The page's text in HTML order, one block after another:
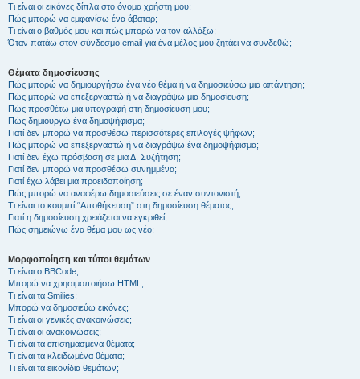
Τι είναι οι εικόνες δίπλα στο όνομα χρήστη μου;
Πώς μπορώ να εμφανίσω ένα άβαταρ;
Τι είναι ο βαθμός μου και πώς μπορώ να τον αλλάξω;
Όταν πατάω στον σύνδεσμο email για ένα μέλος μου ζητάει να συνδεθώ;
Θέματα δημοσίευσης
Πώς μπορώ να δημιουργήσω ένα νέο θέμα ή να δημοσιεύσω μια απάντηση;
Πώς μπορώ να επεξεργαστώ ή να διαγράψω μια δημοσίευση;
Πώς προσθέτω μια υπογραφή στη δημοσίευση μου;
Πώς δημιουργώ ένα δημοψήφισμα;
Γιατί δεν μπορώ να προσθέσω περισσότερες επιλογές ψήφων;
Πώς μπορώ να επεξεργαστώ ή να διαγράψω ένα δημοψήφισμα;
Γιατί δεν έχω πρόσβαση σε μια Δ. Συζήτηση;
Γιατί δεν μπορώ να προσθέσω συνημμένα;
Γιατί έχω λάβει μια προειδοποίηση;
Πώς μπορώ να αναφέρω δημοσιεύσεις σε έναν συντονιστή;
Τι είναι το κουμπί “Αποθήκευση” στη δημοσίευση θέματος;
Γιατί η δημοσίευση χρειάζεται να εγκριθεί;
Πώς σημειώνω ένα θέμα μου ως νέο;
Μορφοποίηση και τύποι θεμάτων
Τι είναι ο BBCode;
Μπορώ να χρησιμοποιήσω HTML;
Τι είναι τα Smilies;
Μπορώ να δημοσιεύω εικόνες;
Τι είναι οι γενικές ανακοινώσεις;
Τι είναι οι ανακοινώσεις;
Τι είναι τα επισημασμένα θέματα;
Τι είναι τα κλειδωμένα θέματα;
Τι είναι τα εικονίδια θεμάτων;